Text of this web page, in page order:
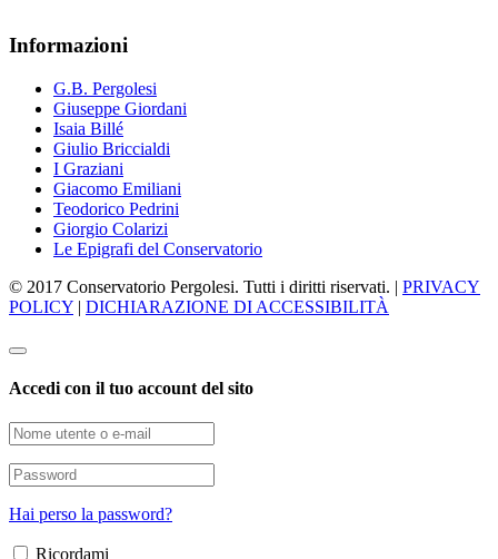
Informazioni
G.B. Pergolesi
Giuseppe Giordani
Isaia Billé
Giulio Briccialdi
I Graziani
Giacomo Emiliani
Teodorico Pedrini
Giorgio Colarizi
Le Epigrafi del Conservatorio
© 2017 Conservatorio Pergolesi. Tutti i diritti riservati. | PRIVACY
POLICY | DICHIARAZIONE DI ACCESSIBILITÀ
Accedi con il tuo account del sito
Hai perso la password?
Ricordami